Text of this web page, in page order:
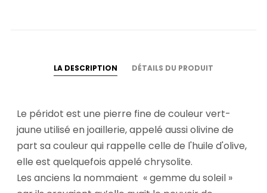
LA DESCRIPTION DÉTAILS DU PRODUIT
Le péridot est une pierre fine de couleur vert-
jaune utilisé en joaillerie, appelé aussi olivine de
part sa couleur qui rappelle celle de l'huile d'olive,
elle est quelquefois appelé chrysolite.
Les anciens la nommaient « gemme du soleil »